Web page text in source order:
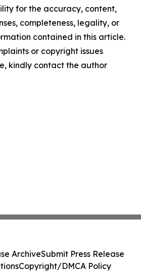
for the accuracy, content,
completeness, legality, or
contained in this article.
or copyright issues
kindly contact the author
ArchiveSubmit Press Release
Copyright/DMCA Policy